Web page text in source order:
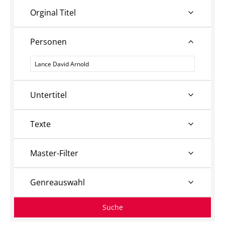
Orginal Titel
Personen
Personen
Untertitel
Texte
Master-Filter
Genreauswahl
Suche